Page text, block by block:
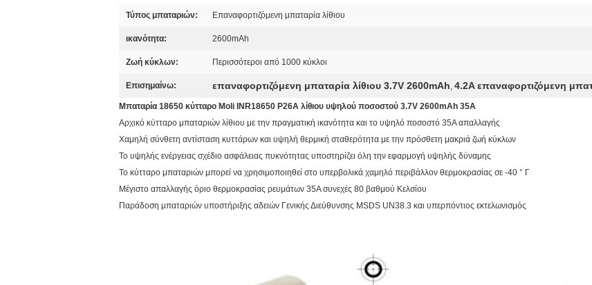
Τύπος μπαταριών: Επαναφορτιζόμενη μπαταρία λίθιου
ικανότητα: 2600mAh
Ζωή κύκλων: Περισσότεροι από 1000 κύκλοι
Επισημαίνω: επαναφορτιζόμενη μπαταρία λίθιου 3.7V 2600mAh, 4.2A επαναφορτιζόμενη
Μπαταρία 18650 κύτταρο Moli INR18650 P26A λίθιου υψηλού ποσοστού 3.7V 2600mAh 35A
Αρχικό κύτταρο μπαταριών λίθιου με την πραγματική ικανότητα και το υψηλό ποσοστό 35A απαλλαγής
Χαμηλή σύνθετη αντίσταση κυττάρων και υψηλή θερμική σταθερότητα με την πρόσθετη μακριά ζωή κύκλων
Το υψηλής ενέργειας σχέδιο ασφάλειας πυκνότητας υποστηρίζει όλη την εφαρμογή υψηλής δύναμης
Το κύτταρο μπαταριών μπορεί να χρησιμοποιηθεί στο υπερβολικά χαμηλό περιβάλλον θερμοκρασίας σε -40 ° Γ
Μέγιστο απαλλαγής όριο θερμοκρασίας ρευμάτων 35A συνεχές 80 βαθμού Κελσίου
Παράδοση μπαταριών υποστήριξης αδειών Γενικής Διεύθυνσης MSDS UN38.3 και υπερπόντιος εκτελωνισμός